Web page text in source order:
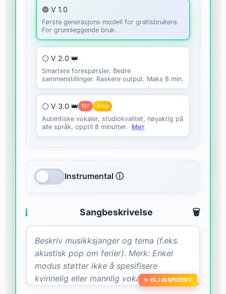
🟣 V 1.0
Første generasjons modell for gratisbrukere.
For grunnleggende bruk.
⚪ V 2.0 👑
Smartere forespørsler. Bedre
sammenstillinger. Raskere output. Maks 8 min.
⚪ V 3.0 👑 NY Årlig
Autentiske vokaler, studiokvalitet, nøyaktig på
alle språk, opptil 8 minutter.
Mer
Instrumental ⓘ
Sangbeskrivelse 🗑️
✨ BLI INSPIRERT